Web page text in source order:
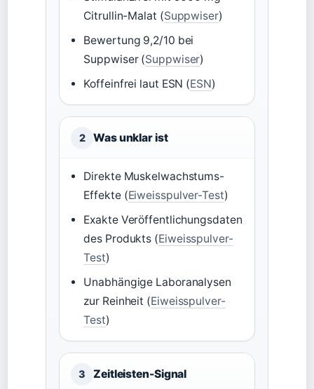
Citrullin-Malat (Suppwiser)
Bewertung 9,2/10 bei
Suppwiser (Suppwiser)
Koffeinfrei laut ESN (ESN)
2 Was unklar ist
Direkte Muskelwachstums-
Effekte (Eiweisspulver-Test)
Exakte Veröffentlichungsdaten
des Produkts (Eiweisspulver-
Test)
Unabhängige Laboranalysen
zur Reinheit (Eiweisspulver-
Test)
3 Zeitleisten-Signal